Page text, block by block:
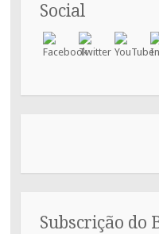
Social
Subscrição do